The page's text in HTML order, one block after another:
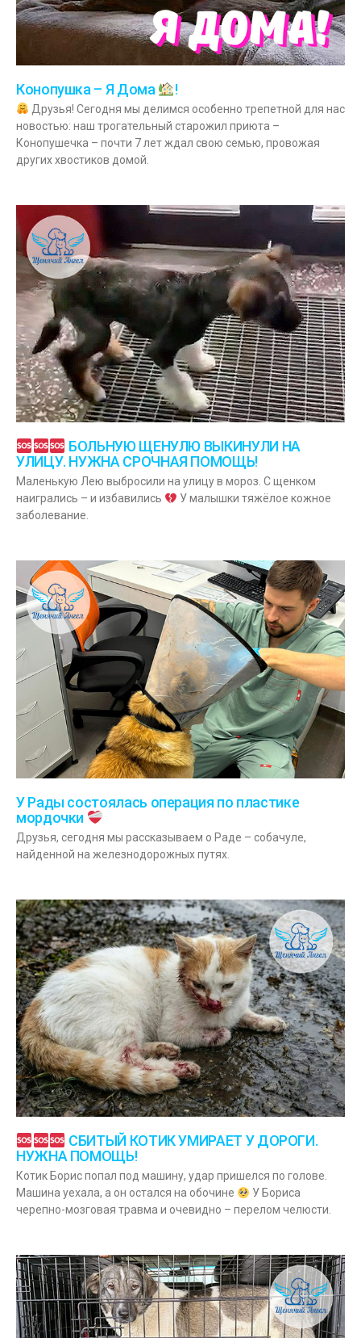
Конопушка – Я Дома !
Друзья! Сегодня мы делимся особенно трепетной для нас
новостью: наш трогательный старожил приюта –
Конопушечка – почти 7 лет ждал свою семью, провожая
других хвостиков домой.
БОЛЬНУЮ ЩЕНУЛЮ ВЫКИНУЛИ НА
УЛИЦУ. НУЖНА СРОЧНАЯ ПОМОЩЬ!
Маленькую Лею выбросили на улицу в мороз. С щенком
наигрались – и избавились
У малышки тяжёлое кожное
заболевание.
У Рады состоялась операция по пластике
мордочки
Друзья, сегодня мы рассказываем о Раде – собачуле,
найденной на железнодорожных путях.
СБИТЫЙ КОТИК УМИРАЕТ У ДОРОГИ.
НУЖНА ПОМОЩЬ!
Котик Борис попал под машину, удар пришелся по голове.
Машина уехала, а он остался на обочине
У Бориса
черепно-мозговая травма и очевидно – перелом челюсти.